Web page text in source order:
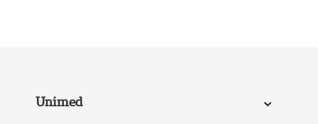
Unimed